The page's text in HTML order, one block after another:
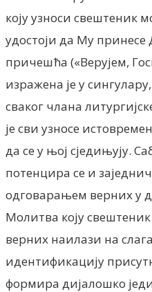
коју узноси свештеник
удостоји да Му
причешћа («Верујем,
изражена је у
сваког члана
је сви узносе
да се у њој сједињују.
потенцира се и
одговарањем верних у
Молитва коју
верних наилази на
идентификацију
формира дијалошко